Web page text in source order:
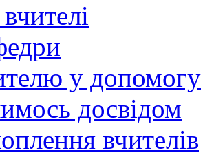
у допомогу
досвідом
вчителів